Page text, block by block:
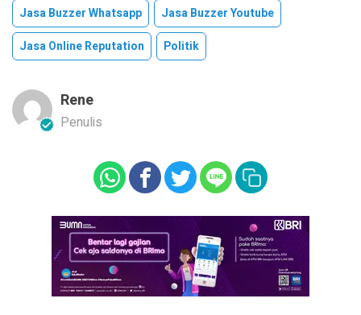
Jasa Buzzer Whatsapp
Jasa Buzzer Youtube
Jasa Online Reputation
Politik
Rene
Penulis